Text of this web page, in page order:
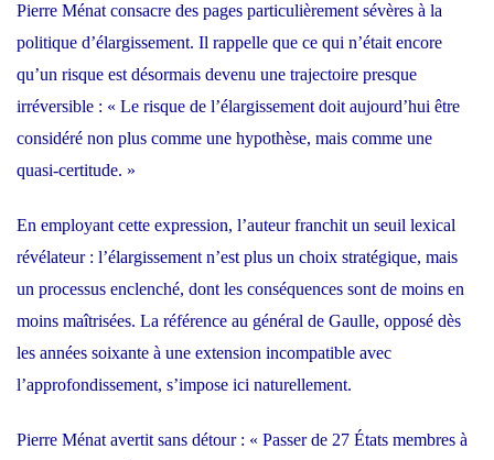
Pierre Ménat consacre des pages particulièrement sévères à la
politique d’élargissement. Il rappelle que ce qui n’était encore
qu’un risque est désormais devenu une trajectoire presque
irréversible : « Le risque de l’élargissement doit aujourd’hui être
considéré non plus comme une hypothèse, mais comme une
quasi-certitude. »
En employant cette expression, l’auteur franchit un seuil lexical
révélateur : l’élargissement n’est plus un choix stratégique, mais
un processus enclenché, dont les conséquences sont de moins en
moins maîtrisées. La référence au général de Gaulle, opposé dès
les années soixante à une extension incompatible avec
l’approfondissement, s’impose ici naturellement.
Pierre Ménat avertit sans détour : « Passer de 27 États membres à